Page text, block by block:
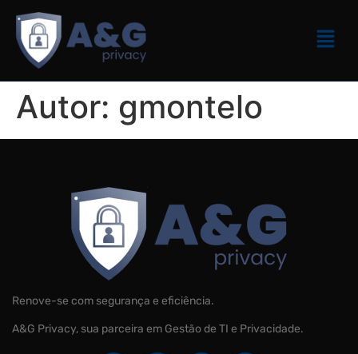
Autor: gmontelo
Renove-se com segurança e eficiência.
A&G Privacy, sua parceira em Gestão de TI e Privacidade.